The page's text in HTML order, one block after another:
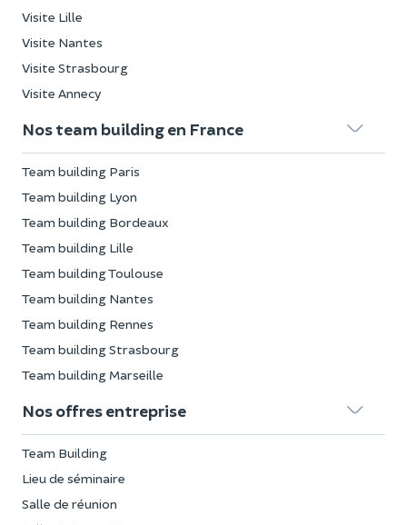
Visite Lille
Visite Nantes
Visite Strasbourg
Visite Annecy
Nos team building en France
Team building Paris
Team building Lyon
Team building Bordeaux
Team building Lille
Team building Toulouse
Team building Nantes
Team building Rennes
Team building Strasbourg
Team building Marseille
Nos offres entreprise
Team Building
Lieu de séminaire
Salle de réunion